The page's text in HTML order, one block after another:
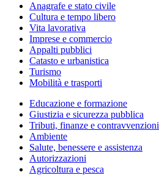
Anagrafe e stato civile
Cultura e tempo libero
Vita lavorativa
Imprese e commercio
Appalti pubblici
Catasto e urbanistica
Turismo
Mobilità e trasporti
Educazione e formazione
Giustizia e sicurezza pubblica
Tributi, finanze e contravvenzioni
Ambiente
Salute, benessere e assistenza
Autorizzazioni
Agricoltura e pesca